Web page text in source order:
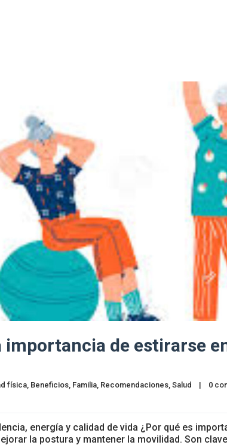
de estirarse
física Beneficios Familia Recomendaciones Salud | 0
energía y calidad de vida ¿Por qué es
la postura y mantener la movilidad. Son